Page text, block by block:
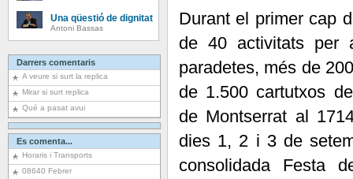
Una qüestió de dignitat
Antoni Bassas
Darrers comentaris
A veure si surt la replica
Mirar si surt replica
Qué a pasat avui
Es comenta...
Horaris i Transports
08640 Febrer
Durant el primer cap
de 40 activitats per
paradetes, més de
de 1.500 cartutxos
de Montserrat al
dies 1, 2 i 3 de
consolidada Festa